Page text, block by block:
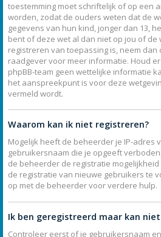
toestemming moet schriftelijk of op een
worden, zodat de ouders weten dat de
gegevens van hun kind, jonger dan 13,
bent of deze wet al dan niet op jou of de
registreren van toepassing is, neem dan
raadgever voor meer informatie. Houd
phpBB-team geen wettelijke informatie
het aanspreekpunt is voor deze
vermeld wordt.
Waarom kan ik niet registreren?
Mogelijk heeft de beheerder je IP-adres
gebruikersnaam die je opgeeft
de beheerder de registratie
de registratie van nieuwe gebruikers te
op met de beheerder voor verdere hulp.
Ik ben geregistreerd maar kan
Controleer eerst of je gebruikersnaam